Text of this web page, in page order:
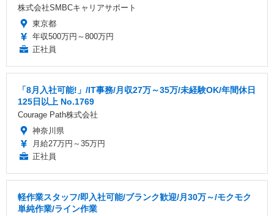
株式会社SMBCキャリアサポート
東京都
年収500万円～800万円
正社員
「8月入社可能!」/IT事務/月収27万～35万/未経験OK/年間休日
125日以上 No.1769
Courage Path株式会社
神奈川県
月給27万円～35万円
正社員
軽作業スタッフ/即入社可能/ブランク歓迎/月30万～/モクモク
単純作業/ライン作業